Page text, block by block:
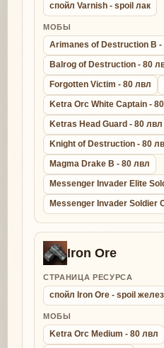
спойл Varnish - spoil лак
МОБЫ
Arimanes of Destruction B -
Balrog of Destruction - 80
Forgotten Victim - 80 лвл
Ketra Orc White Captain -
Ketras Head Guard - 80 лвл
Knight of Destruction - 80
Magma Drake B - 80 лвл
Messenger Invader Elite
Messenger Invader Soldier
Iron Ore
СТРАНИЦА РЕСУРСА
спойл Iron Ore - spoil
МОБЫ
Ketra Orc Medium - 80 лвл